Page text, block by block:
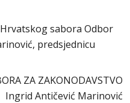
sabora Odbor
predsjednicu
ZA ZAKONODAVSTVO
Ingrid Antičević Marinović